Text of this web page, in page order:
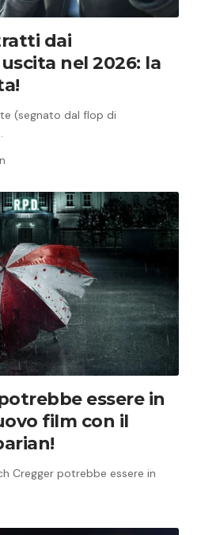
dai
nel 2026: la
(segnato dal flop di
essere in
film con il
Cregger potrebbe essere in